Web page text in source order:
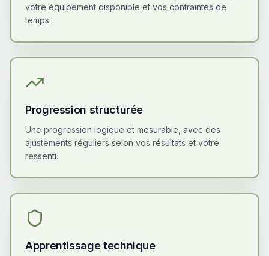
votre équipement disponible et vos contraintes de
temps.
Progression structurée
Une progression logique et mesurable, avec des
ajustements réguliers selon vos résultats et votre
ressenti.
Apprentissage technique